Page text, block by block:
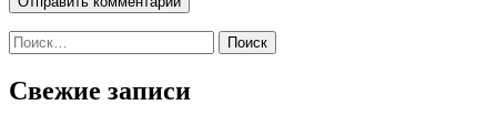
Найти:
Свежие записи